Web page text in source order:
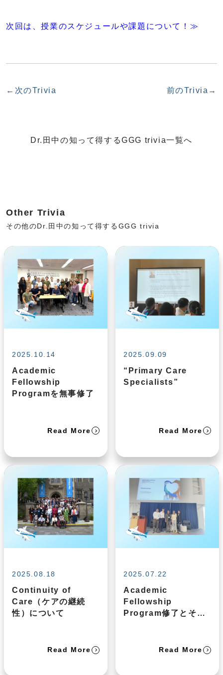
次回は、授業のスケジュールや課題について！≫
←次のTrivia 前のTrivia→
Dr.田中の知って得するGGG trivia一覧へ
Other Trivia
その他のDr.田中の知って得するGGG trivia
2025.10.14
Academic
Fellowship
Programを無事修了
Read More
2025.09.09
“Primary Care
Specialists”
Read More
2025.08.18
Continuity of
Care（ケアの継続
性）について
Read More
2025.07.22
Academic
Fellowship
Program修了とその
Read More